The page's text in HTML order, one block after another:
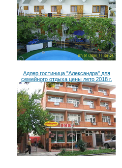
Адлер гостиница "Александра" для
семейного отдыха цены лето 2018 г.